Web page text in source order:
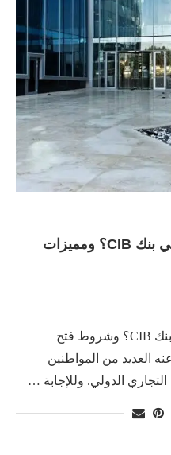
ما هو اقل مبلغ لفتح حساب في بنك CIB؟ ومميزات
ما هو اقل مبلغ لفتح حساب في بنك CIB؟ وشروط فتح
العديد من المواطنين
الدولي. وللإجابة …